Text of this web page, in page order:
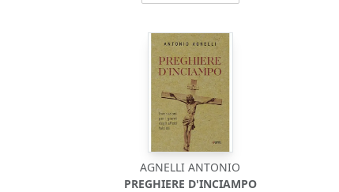
AGNELLI ANTONIO
PREGHIERE D'INCIAMPO